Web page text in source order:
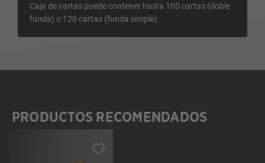
Caja de cartas puede contener hasta 100 cartas (doble
funda) o 120 cartas (funda simple)
Omitir la galería de productos
PRODUCTOS RECOMENDADOS